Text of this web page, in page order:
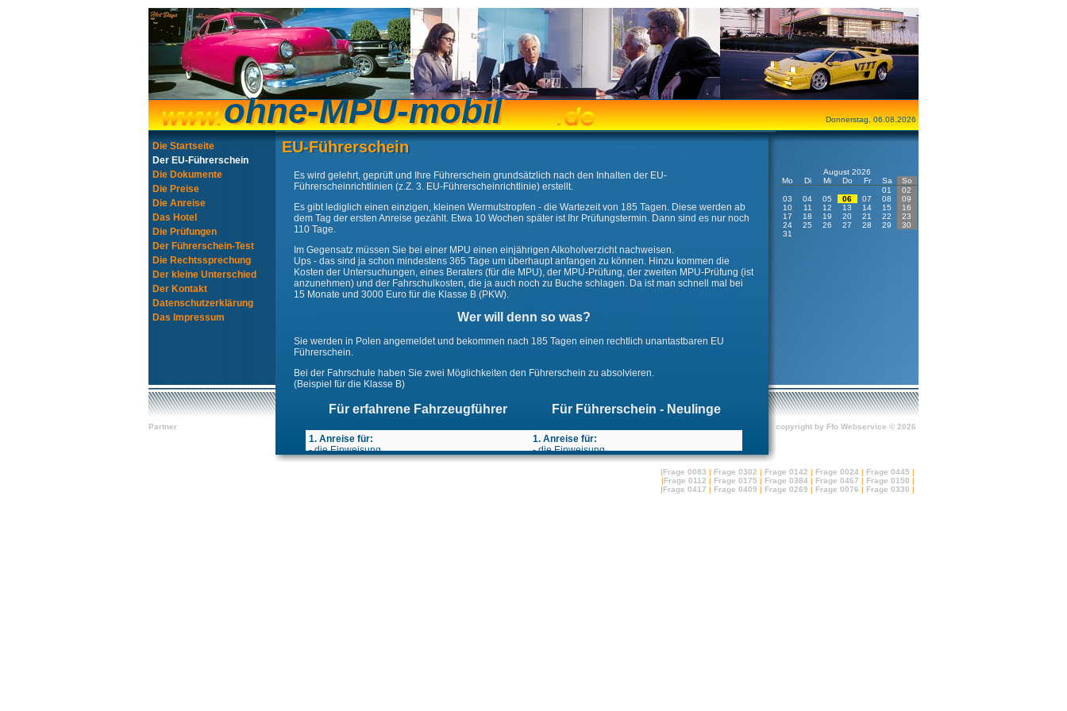
|Frage 0083 | Frage 0302 | Frage 0142 | Frage 0024 | Frage 0445 |
|Frage 0112 | Frage 0175 | Frage 0384 | Frage 0467 | Frage 0150 |
|Frage 0417 | Frage 0409 | Frage 0269 | Frage 0076 | Frage 0330 |
ohne-MPU-mobil
ohne-MPU-mobil Donnerstag, 06.08.2026
Die Startseite
Der EU-Führerschein
Die Dokumente
Die Preise
Die Anreise
Das Hotel
Die Prüfungen
Der Führerschein-Test
Die Rechtssprechung
Der kleine Unterschied
Der Kontakt
Datenschutzerklärung
Das Impressum
EU-Führerschein
EU-Führerschein
Es wird gelehrt, geprüft und Ihre Führerschein grundsätzlich nach den Inhalten der EU-
Führerscheinrichtlinien (z.Z. 3. EU-Führerscheinrichtlinie) erstellt.
Es gibt lediglich einen einzigen, kleinen Wermutstropfen - die Wartezeit von 185 Tagen. Diese werden ab
dem Tag der ersten Anreise gezählt. Etwa 10 Wochen später ist Ihr Prüfungstermin. Dann sind es nur noch
110 Tage.
Im Gegensatz müssen Sie bei einer MPU einen einjährigen Alkoholverzicht nachweisen.
Ups - das sind ja schon mindestens 365 Tage um überhaupt anfangen zu können. Hinzu kommen die
Kosten der Untersuchungen, eines Beraters (für die MPU), der MPU-Prüfung, der zweiten MPU-Prüfung (ist
anzunehmen) und der Fahrschulkosten, die ja auch noch zu Buche schlagen. Da ist man schnell mal bei
15 Monate und 3000 Euro für die Klasse B (PKW).
Wer will denn so was?
Sie werden in Polen angemeldet und bekommen nach 185 Tagen einen rechtlich unantastbaren EU
Führerschein.
Bei der Fahrschule haben Sie zwei Möglichkeiten den Führerschein zu absolvieren.
(Beispiel für die Klasse B)
Für erfahrene Fahrzeugführer Für Führerschein - Neulinge
1. Anreise für:
- die Einweisung
- die Behördengänge
1. Anreise für:
- die Einweisung
- die Behördengänge
August 2026
Mo
Di Mi Do Fr Sa
So
01
02
03
04 05 06 07 08
09
10
11 12 13 14 15
16
17
18 19 20 21 22
23
24
25 26 27 28 29
30
31
Partner copyright by Ffo Webservice © 2026